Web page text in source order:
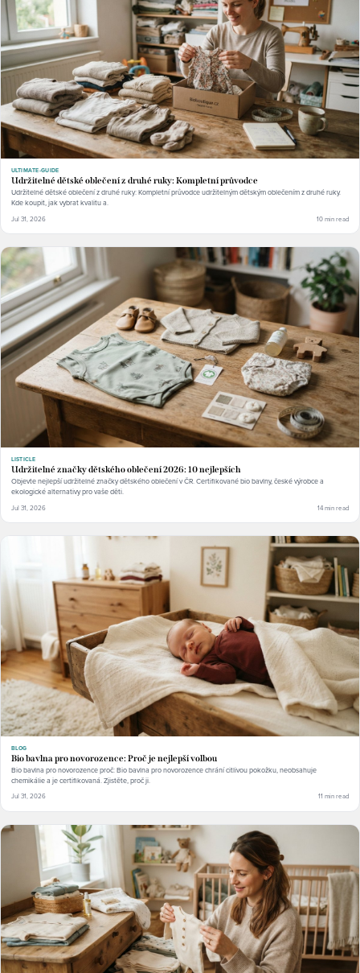
ULTIMATE-GUIDE
Udržitelné dětské oblečení z druhé ruky: Kompletní průvodce
Udržitelné dětské oblečení z druhé ruky: Kompletní průvodce udržitelným dětským oblečením z druhé ruky.
Kde koupit, jak vybrat kvalitu a.
Jul 31, 2026 10 min read
LISTICLE
Udržitelné značky dětského oblečení 2026: 10 nejlepších
Objevte nejlepší udržitelné značky dětského oblečení v ČR. Certifikované bio bavlny, české výrobce a
ekologické alternativy pro vaše děti.
Jul 31, 2026 14 min read
BLOG
Bio bavlna pro novorozence: Proč je nejlepší volbou
Bio bavlna pro novorozence proč: Bio bavlna pro novorozence chrání citlivou pokožku, neobsahuje
chemikálie a je certifikovaná. Zjistěte, proč ji.
Jul 31, 2026 11 min read